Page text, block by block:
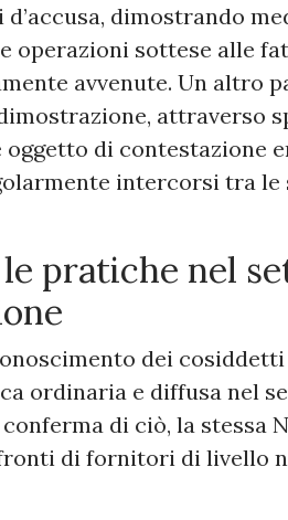
dimostrando
operazioni sottese alle
avvenute. Un altro
attraverso
di contestazione
intercorsi tra le
pratiche nel
dei cosiddetti
ordinaria e diffusa nel
di ciò, la stessa
di fornitori di livello